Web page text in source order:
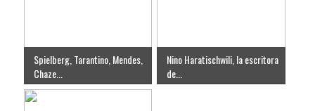
Spielberg, Tarantino, Mendes,
Chaze...
Nino Haratischwili, la escritora
de...